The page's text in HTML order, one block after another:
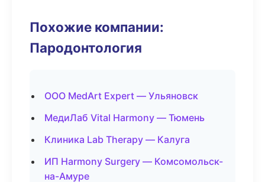
Похожие компании:
Пародонтология
ООО MedArt Expert — Ульяновск
МедиЛаб Vital Harmony — Тюмень
Клиника Lab Therapy — Калуга
ИП Harmony Surgery — Комсомольск-
на-Амуре